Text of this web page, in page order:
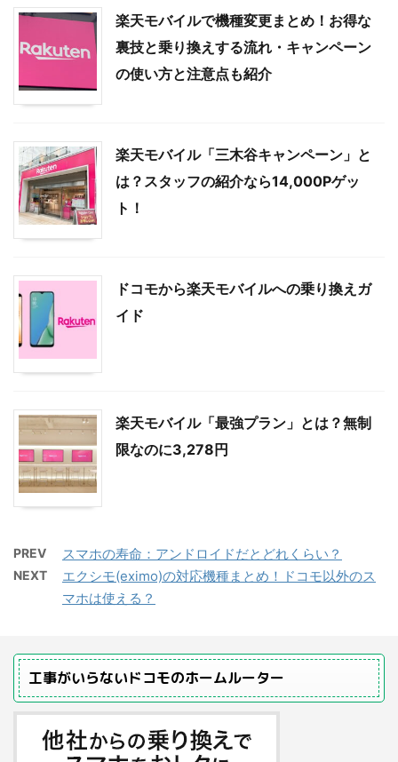
楽天モバイルで機種変更まとめ！お得な
裏技と乗り換えする流れ・キャンペーン
の使い方と注意点も紹介
楽天モバイル「三木谷キャンペーン」と
は？スタッフの紹介なら14,000Pゲッ
ト！
ドコモから楽天モバイルへの乗り換えガ
イド
楽天モバイル「最強プラン」とは？無制
限なのに3,278円
PREV スマホの寿命：アンドロイドだとどれくらい？
NEXT
エクシモ(eximo)の対応機種まとめ！ドコモ以外のス
マホは使える？
工事がいらないドコモのホームルーター